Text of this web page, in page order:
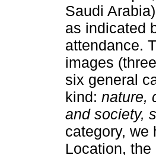
Saudi
as indicated
attendance.
images
six general
kind: nature,
and society,
category, we
Location,